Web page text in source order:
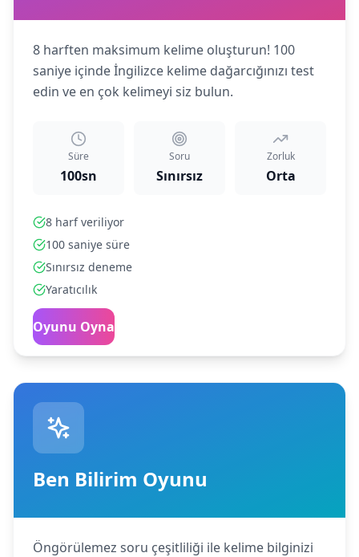
8 harften maksimum kelime oluşturun! 100
saniye içinde İngilizce kelime dağarcığınızı test
edin ve en çok kelimeyi siz bulun.
Süre
100sn
Soru
Sınırsız
Zorluk
Orta
8 harf veriliyor
100 saniye süre
Sınırsız deneme
Yaratıcılık
Oyunu Oyna
Ben Bilirim Oyunu
Öngörülemez soru çeşitliliği ile kelime bilginizi